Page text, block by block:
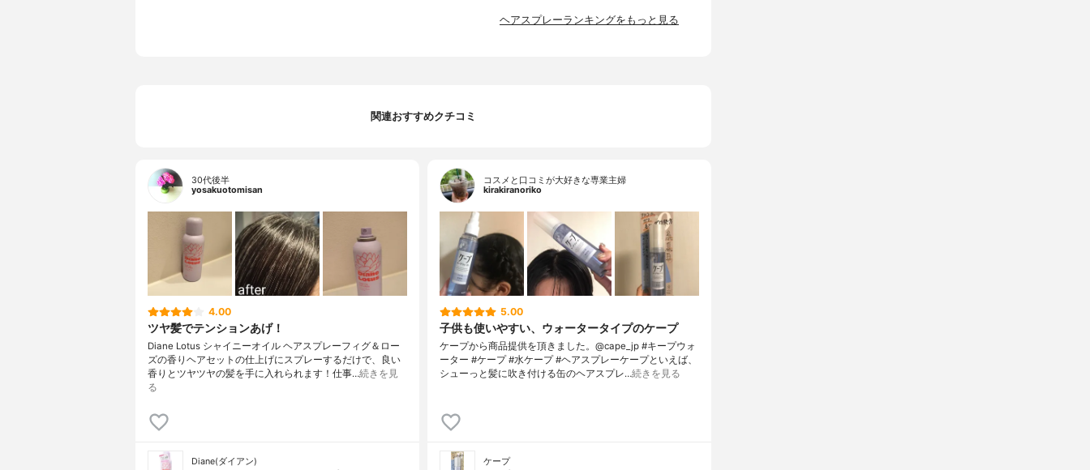
ヘアスプレーランキングをもっと見る
関連おすすめクチコミ
30代後半
yosakuotomisan
4.00
ツヤ髪でテンションあげ！
Diane Lotus シャイニーオイル ヘアスプレーフィグ＆ロー
ズの香りヘアセットの仕上げにスプレーするだけで、良い
香りとツヤツヤの髪を手に入れられます！仕事…続きを見
る
Diane(ダイアン)
コスメと口コミが大好きな専業主婦
kirakiranoriko
5.00
子供も使いやすい、ウォータータイプのケープ
ケープから商品提供を頂きました。@cape_jp #キープウォ
ーター #ケープ #水ケープ #ヘアスプレーケープといえば、
シューっと髪に吹き付ける缶のヘアスプレ…続きを見る
ケープ